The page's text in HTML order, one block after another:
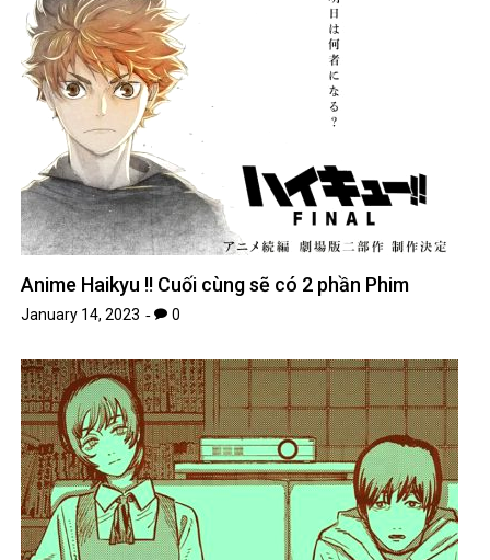
Anime Haikyu !! Cuối cùng sẽ có 2 phần Phim
January 14, 2023 0